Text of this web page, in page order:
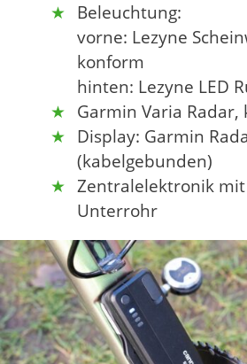
Beleuchtung:
vorne: Lezyne
konform
hinten: Lezyne LED
Garmin Varia
Display: Garmin
(kabelgebunden)
Zentralelektronik
Unterrohr